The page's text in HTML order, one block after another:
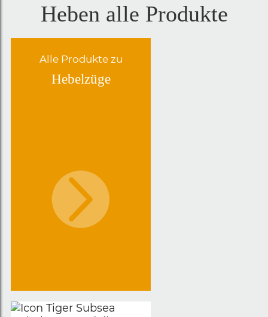
Heben alle Produkte
Alle Produkte zu
Hebelzüge